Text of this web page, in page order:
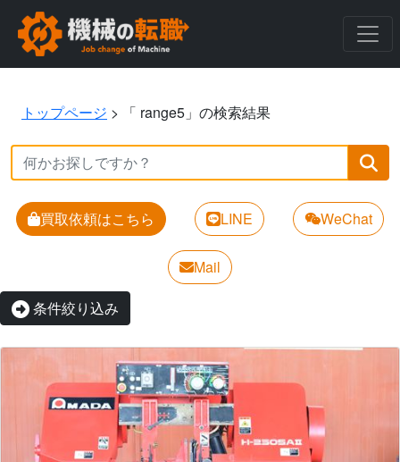
トップページ > 「 range5」の検索結果
買取依頼はこちら LINE WeChat
Mail
条件絞り込み